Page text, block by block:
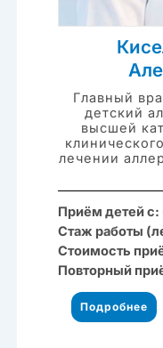
Главный
детский
высшей
лечении
Приём детей с:
Стаж работы
Стоимость
Повторный
Подробнее